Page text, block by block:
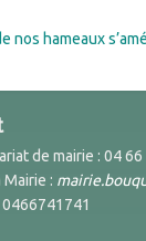
nos hameaux
de mairie : 04
Mairie :